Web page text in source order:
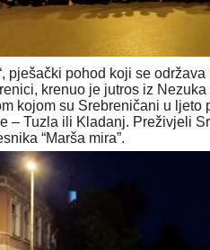
pješački pohod koji se
krenuo je jutros iz
kojom su Srebreničani u
– Tuzla ili Kladanj. Preživjeli
“Marša mira”.